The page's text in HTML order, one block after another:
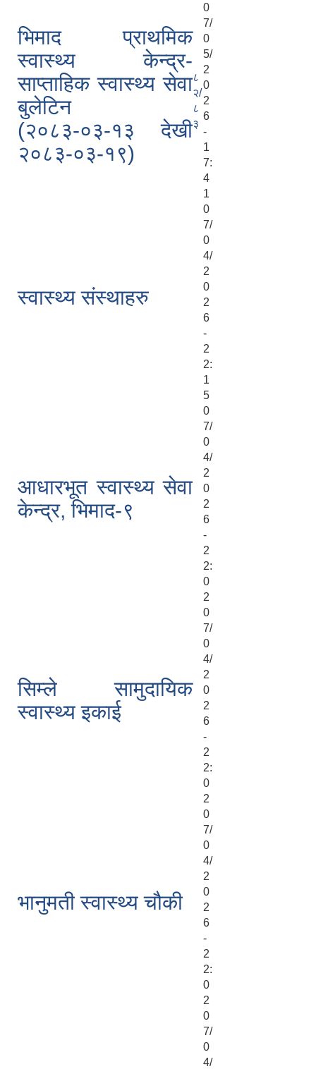
भिमाद प्राथमिक
स्वास्थ्य केन्द्र-
साप्ताहिक स्वास्थ्य सेवा
बुलेटिन
(२०८३-०३-१३ देखी
२०८३-०३-१९)
८
२/
८
३
0
7/
0
5/
2
0
2
6
-
1
7:
4
1
स्वास्थ्य संस्थाहरु
0
7/
0
4/
2
0
2
6
-
2
2:
1
5
आधारभूत स्वास्थ्य सेवा
केन्द्र, भिमाद-९
0
7/
0
4/
2
0
2
6
-
2
2:
0
2
सिम्ले सामुदायिक
स्वास्थ्य इकाई
0
7/
0
4/
2
0
2
6
-
2
2:
0
2
भानुमती स्वास्थ्य चौकी
0
7/
0
4/
2
0
2
6
-
2
2:
0
2
0
7/
0
4/